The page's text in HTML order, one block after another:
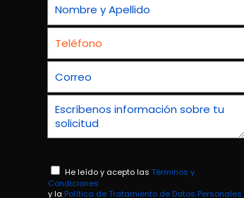
He leído y acepto las Términos y
Condiciones
y la Política de Tratamiento de Datos Personales.